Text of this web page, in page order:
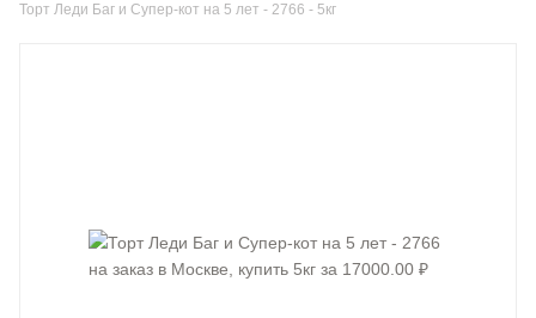
Торт Леди Баг и Супер-кот на 5 лет - 2766 - 5кг